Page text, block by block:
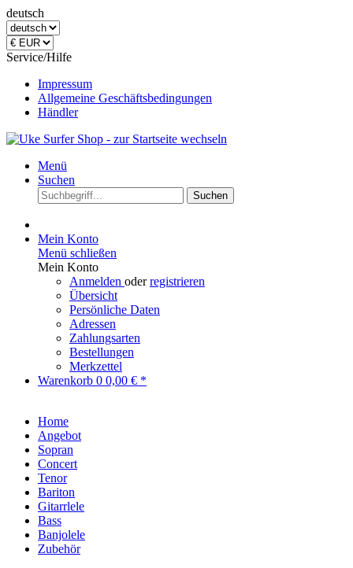
deutsch
Service/Hilfe
Impressum
Allgemeine Geschäftsbedingungen
Händler
Menü
Suchen
Suchen
Mein Konto
Menü schließen
Mein Konto
Anmelden oderregistrieren
Übersicht
Persönliche Daten
Adressen
Zahlungsarten
Bestellungen
Merkzettel
Warenkorb 0 0,00 € *
Home
Angebot
Sopran
Concert
Tenor
Bariton
Gitarrlele
Bass
Banjolele
Zubehör